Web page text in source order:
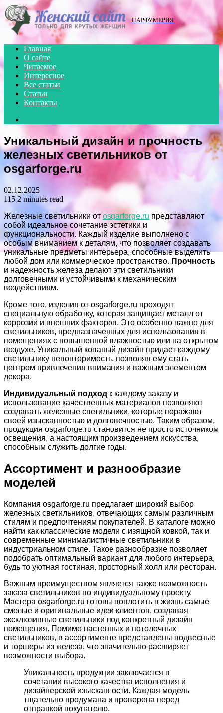
Menu
ПАРФУМЕРИЯ
Главная
О сайте
Читаемое
Интересное
Все статьи
Статьи
Контакты
Уникальный дизайн и прочность
железных светильников от
osgarforge.ru
02.12.2025
115 2 minutes read
Железные светильники от osgarforge.ru представляют
собой идеальное сочетание эстетики и
функциональности. Каждый изделие выполнено с
особым вниманием к деталям, что позволяет создавать
уникальные предметы интерьера, способные выделить
любой дом или коммерческое пространство. Прочность
и надежность железа делают эти светильники
долговечными и устойчивыми к механическим
воздействиям.
Кроме того, изделия от osgarforge.ru проходят
специальную обработку, которая защищает металл от
коррозии и внешних факторов. Это особенно важно для
светильников, предназначенных для использования в
помещениях с повышенной влажностью или на открытом
воздухе. Уникальный кованый дизайн придает каждому
светильнику неповторимость, позволяя ему стать
центром привлечения внимания и важным элементом
декора.
Индивидуальный подход к каждому заказу и
использование качественных материалов позволяют
создавать железные светильники, которые поражают
своей изысканностью и долговечностью. Таким образом,
продукция osgarforge.ru становится не просто источником
освещения, а настоящим произведением искусства,
способным служить долгие годы.
Ассортимент и разнообразие
моделей
Компания osgarforge.ru предлагает широкий выбор
железных светильников, отвечающих самым различным
стилям и предпочтениям покупателей. В каталоге можно
найти как классические модели с изящной ковкой, так и
современные минималистичные светильники в
индустриальном стиле. Такое разнообразие позволяет
подобрать оптимальный вариант для любого интерьера,
будь то уютная гостиная, просторный холл или ресторан.
Важным преимуществом является также возможность
заказа светильников по индивидуальному проекту.
Мастера osgarforge.ru готовы воплотить в жизнь самые
смелые и оригинальные идеи клиентов, создавая
эксклюзивные светильники под конкретный дизайн
помещения. Помимо настенных и потолочных
светильников, в ассортименте представлены подвесные
и торшеры из железа, что значительно расширяет
возможности выбора.
Уникальность продукции заключается в
сочетании высокого качества исполнения и
дизайнерской изысканности. Каждая модель
тщательно продумана и проверена перед
отправкой покупателю.